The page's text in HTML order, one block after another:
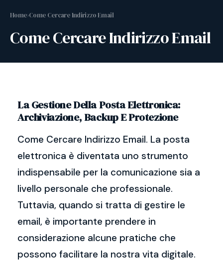
Home›Come Cercare Indirizzo Email
Come Cercare Indirizzo Email
La Gestione Della Posta Elettronica:
Archiviazione, Backup E Protezione
Come Cercare Indirizzo Email. La posta
elettronica è diventata uno strumento
indispensabile per la comunicazione sia a
livello personale che professionale.
Tuttavia, quando si tratta di gestire le
email, è importante prendere in
considerazione alcune pratiche che
possono facilitare la nostra vita digitale.